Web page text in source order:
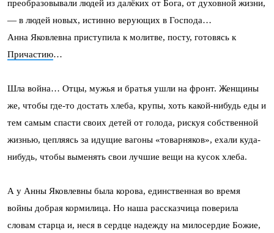
преобразовывали людей из далёких от Бога, от духовной жизни,
— в людей новых, истинно верующих в Господа…
Анна Яковлевна приступила к молитве, посту, готовясь к
Причастию…
Шла война… Отцы, мужья и братья ушли на фронт. Женщины
же, чтобы где-то достать хлеба, крупы, хоть какой-нибудь еды и
тем самым спасти своих детей от голода, рискуя собственной
жизнью, цепляясь за идущие вагоны «товарняков», ехали куда-
нибудь, чтобы выменять свои лучшие вещи на кусок хлеба.
А у Анны Яковлевны была корова, единственная во время
войны добрая кормилица. Но наша рассказчица поверила
словам старца и, неся в сердце надежду на милосердие Божие,